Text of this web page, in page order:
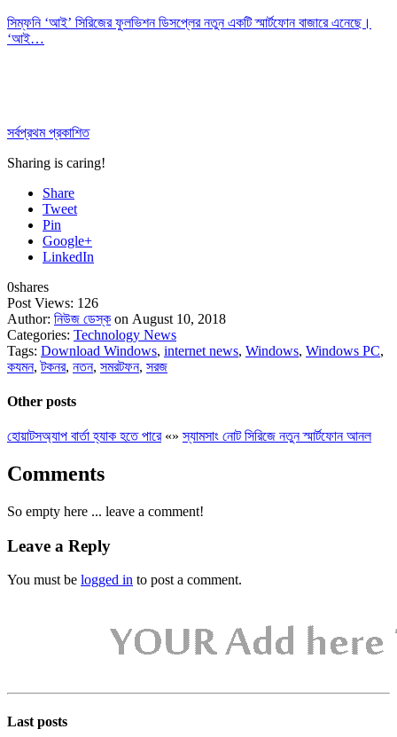
সিম্ফনি ‘আই’ সিরিজের ফুলভিশন ডিসপ্লের নতুন একটি স্মার্টফোন বাজারে এনেছে।
‘আই…
সর্বপ্রথম প্রকাশিত
Sharing is caring!
Share
Tweet
Pin
Google+
LinkedIn
0shares
Post Views: 126
Author: নিউজ ডেস্ক on August 10, 2018
Categories: Technology News
Tags: Download Windows, internet news, Windows, Windows PC,
কযমন,টকনর, নতন, সমরটফন, সরজ
Other posts
হোয়াটসঅ্যাপ বার্তা হ্যাক হতে পারে«»স্যামসাং নোট সিরিজে নতুন স্মার্টফোন আনল
Comments
So empty here ... leave a comment!
Leave a Reply
You must be logged in to post a comment.
Last posts